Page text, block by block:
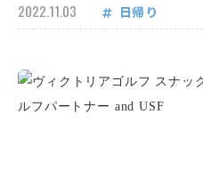
2022.11.03 日帰り